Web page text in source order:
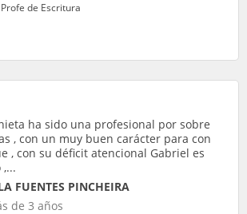
Profe de Escritura
ha sido una profesional por sobre
, con un muy buen carácter para con
, con su déficit atencional Gabriel es
FUENTES PINCHEIRA
de 3 años